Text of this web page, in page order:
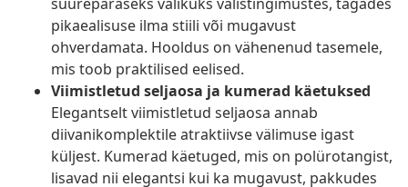
pikaealisuse ilma stiili või mugavust
ohverdamata. Hooldus on vähenenud tasemele,
mis toob praktilised eelised.
Viimistletud seljaosa ja kumerad käetuksed
Elegantselt viimistletud seljaosa annab
diivanikomplektile atraktiivse välimuse igast
küljest. Kumerad käetuged, mis on polürotangist,
lisavad nii elegantsi kui ka mugavust, pakkudes